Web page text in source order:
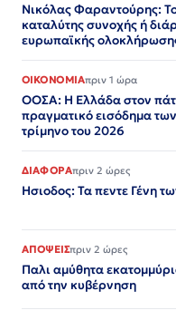
Νικόλας Φαραντούρης:
καταλύτης συνοχής ή
ευρωπαϊκής
ΟΙΚΟΝΟΜΙΑπριν 1 ώρα
ΟΟΣΑ: Η Ελλάδα στον
πραγματικό εισόδημα
τρίμηνο του 2026
ΔΙΑΦΟΡΑπριν 2 ώρες
Ησιοδος: Τα πεντε Γένη
ΑΠΟΨΕΙΣπριν 2 ώρες
Παλι αμύθητα
από την κυβέρνηση